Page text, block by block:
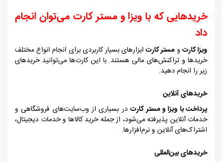
خریدهایی که با ویزا و مستر کارت می‌توان انجام
داد
ویزا کارت و مستر کارتابزارهای بسیار کاربردی برای انجام انواع مختلف
خریدها و تراکنش‌های مالی هستند. با این کارت‌ها می‌توانید خریدهای
زیر را انجام دهید.
خریدهای آنلاین
پرداخت با ویزا و مستر کارتدر بسیاری از وب‌سایت‌های فروشگاهی و
خدمات آنلاین پذیرفته می‌شود، از جمله خرید کالاها و خدمات دیجیتال،
اشتراک‌های آنلاین و نرم‌افزارها.
خریدهای بین‌المللی